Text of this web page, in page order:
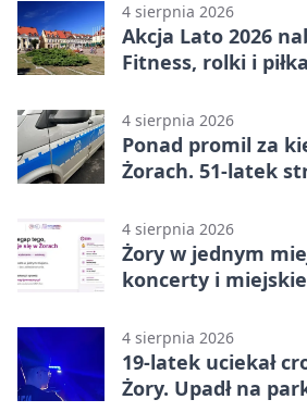
4 sierpnia 2026
Akcja Lato 2026
Fitness, rolki i
4 sierpnia 2026
Ponad promil za
Żorach. 51-latek
4 sierpnia 2026
Żory w jednym
koncerty i
4 sierpnia 2026
19-latek uciekał
Żory. Upadł na